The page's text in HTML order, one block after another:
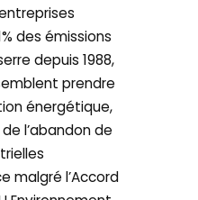
des émissions
depuis 1988,
prendre
énergétique,
l’abandon de
malgré l’Accord